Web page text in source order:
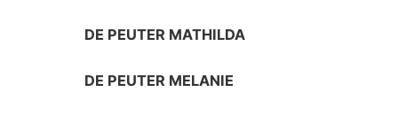
DE PEUTER MATHILDA
DE PEUTER MELANIE